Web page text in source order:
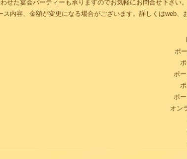
せた宴会パーティーも承りますのでお気軽にお問合せ下さい。
内容、金額が変更になる場合がございます。詳しくはweb、
ポ
ポ
ポ
オン